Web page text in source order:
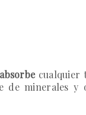
cualquier
de minerales y